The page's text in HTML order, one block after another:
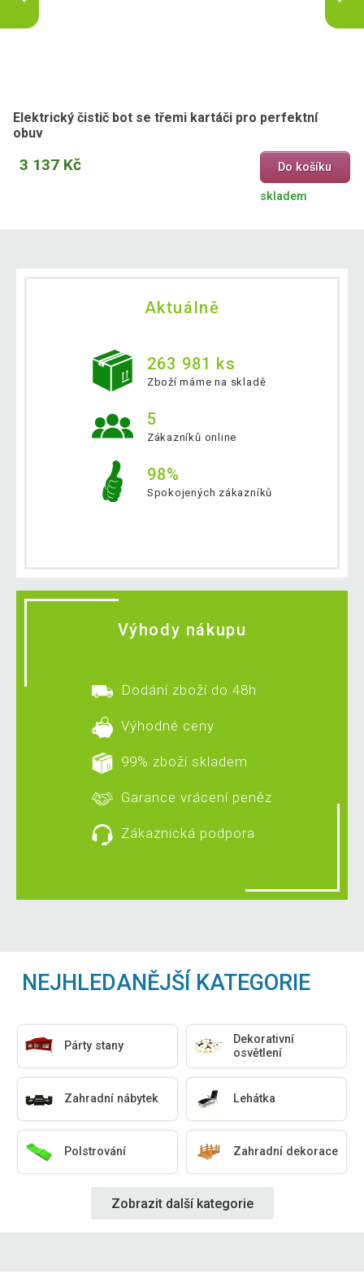
Elektrický čistič bot se třemi kartáči pro perfektní
obuv
3 137 Kč Do košíku
skladem
Aktuálně
263 981 ks
Zboží máme na skladě
5
Zákazníků online
98%
Spokojených zákazníků
Výhody nákupu
Dodání zboží do 48h
Výhodné ceny
99% zboží skladem
Garance vrácení peněz
Zákaznická podpora
NEJHLEDANĚJŠÍ KATEGORIE
Párty stany
Dekorativní
osvětlení
Zahradní nábytek Lehátka
Polstrování Zahradní dekorace
Zobrazit další kategorie